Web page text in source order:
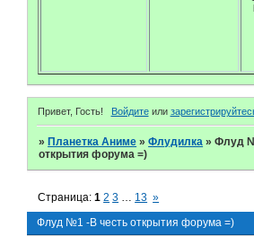
Привет, Гость! Войдитеили
» Планетка Аниме »Флудилка »Флуд
открытия форума =)
Флуд №1 -В честь открытия форума =)
Страница:1 2 3 … 13 »